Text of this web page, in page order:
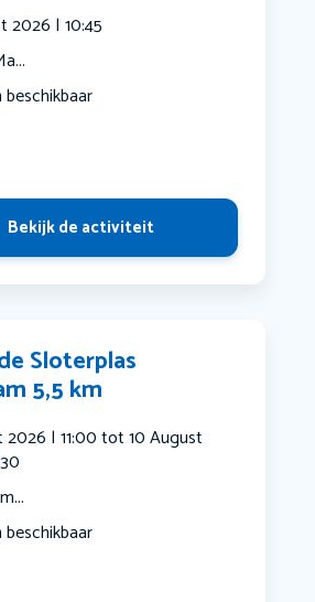
2026 | 10:45
Bekijk de activiteit
Sloterplas
5,5 km
2026 | 11:00 tot 10 August